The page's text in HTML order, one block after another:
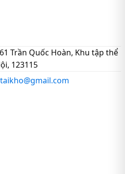
Trần Quốc Hoàn, Khu tập thể
123115